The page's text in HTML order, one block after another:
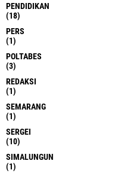
PENDIDIKAN
(18)
PERS
(1)
POLTABES
(3)
REDAKSI
(1)
SEMARANG
(1)
SERGEI
(10)
SIMALUNGUN
(1)